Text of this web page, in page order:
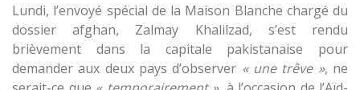
Lundi, l’envoyé spécial de la Maison Blanche chargé du
dossier afghan, Zalmay Khalilzad, s’est rendu
brièvement dans la capitale pakistanaise pour
demander aux deux pays d’observer « une trêve », ne